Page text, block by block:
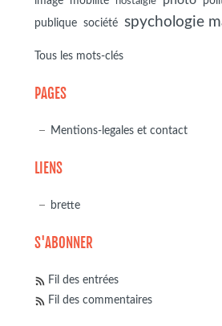
publique
société spychologie
Tous les mots-clés
PAGES
Mentions-legales et contact
LIENS
brette
S'ABONNER
Fil des entrées
Fil des commentaires